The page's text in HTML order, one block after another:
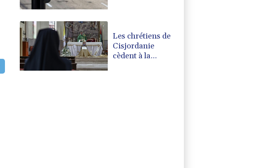
Les chrétiens de
Cisjordanie
cèdent à la